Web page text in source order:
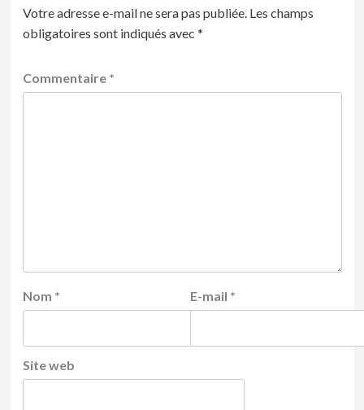
Votre adresse e-mail ne sera pas publiée. Les champs
obligatoires sont indiqués avec *
Commentaire *
Nom * E-mail *
Site web